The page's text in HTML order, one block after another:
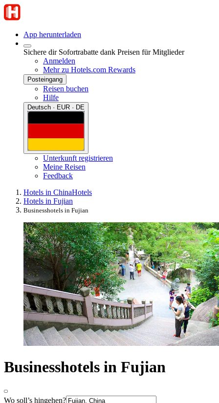
App herunterladen
Sichere dir Sofortrabatte dank Preisen für Mitglieder
Anmelden
Mehr zu Hotels.com Rewards
Posteingang
Reisen buchen
Hilfe
Deutsch · EUR · DE
Unterkunft registrieren
Meine Reisen
Feedback
Hotels in ChinaHotels
Hotels in Fujian
Businesshotels in Fujian
Businesshotels in Fujian
Wo soll’s hingehen?